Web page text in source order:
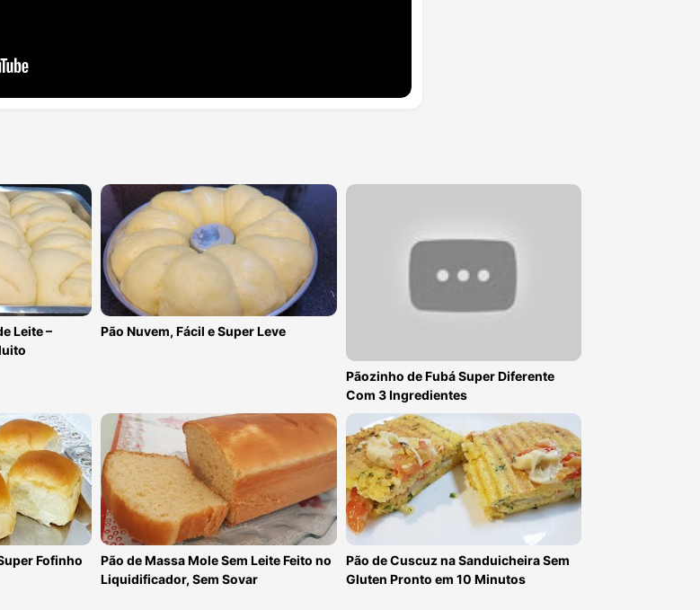
Leite –
Pão Nuvem, Fácil e Super Leve
Pãozinho de Fubá Super Diferente
Com 3 Ingredientes
Fofinho
Pão de Massa Mole Sem Leite Feito no
Liquidificador, Sem Sovar
Pão de Cuscuz na Sanduicheira Sem
Gluten Pronto em 10 Minutos